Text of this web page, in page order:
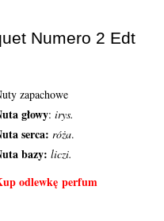
Numero 2 Edt
zapachowe
głowy: irys.
serca: róża.
bazy: liczi.
odlewkę perfum